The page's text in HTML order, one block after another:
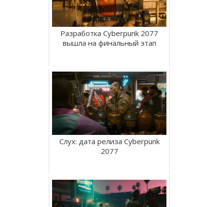
Разработка Cyberpunk 2077
вышла на финальный этап
Слух: дата релиза Cyberpunk
2077